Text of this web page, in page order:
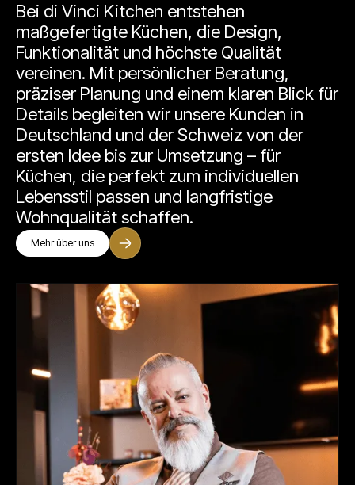
Bei di Vinci Kitchen entstehen
maßgefertigte Küchen, die Design,
Funktionalität und höchste Qualität
vereinen. Mit persönlicher Beratung,
präziser Planung und einem klaren Blick für
Details begleiten wir unsere Kunden in
Deutschland und der Schweiz von der
ersten Idee bis zur Umsetzung – für
Küchen, die perfekt zum individuellen
Lebensstil passen und langfristige
Wohnqualität schaffen.
Mehr über uns